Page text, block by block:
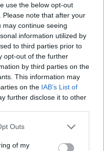
use the below opt-out
note that after your
continue seeing
information utilized by
to third parties prior to
opt-out of the further
by third parties on the
This information may
on the IAB’s List of
further disclose it to other
uses one or more Google
You may click to
Outs
of my
«ζόμπι» που… δεν
του, γεγονός που
πάρα πολύ ως
στο παρελθόν